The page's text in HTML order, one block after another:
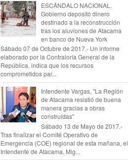
ESCÁNDALO NACIONAL.
Gobierno depositó dinero
destinado a la reconstrucción
tras los aluviones de Atacama
en banco de Nueva York
Sábado 07 de Octubre de 2017.- Un informe
elaborado por la Contraloría General de la
República, indica que los recursos
comprometidos par...
Intendente Vargas, "La Región
de Atacama resistió de buena
manera gracias a obras
construídas"
Sábado 13 de Mayo de 2017.-
Tras finalizar el Comité Operativo de
Emergencia (COE) regional de esta mañana, el
Intendente de Atacama, Mig...